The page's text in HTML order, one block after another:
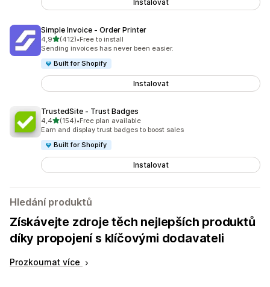
Instalovat
Simple Invoice ‑ Order Printer
4,9z 5 hvězd
(412)
Celkový počet recenzí: 412
•Free to install
Sending invoices has never been easier.
Built for Shopify
Instalovat
TrustedSite ‑ Trust Badges
4,4z 5 hvězd
(154)
Celkový počet recenzí: 154
•Free plan available
Earn and display trust badges to boost sales
Built for Shopify
Instalovat
Hledání produktů
Získávejte zdroje těch nejlepších produktů
díky propojení s klíčovými dodavateli
Prozkoumat více